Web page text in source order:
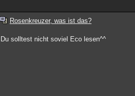
Rosenkreuzer, was ist das?
Du solltest nicht soviel Eco lesen^^